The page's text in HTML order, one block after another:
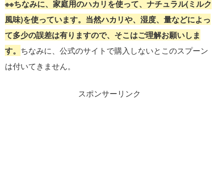
※※ちなみに、家庭用のハカリを使って、ナチュラル(ミルク
風味)を使っています。 当然ハカリや、湿度、量などによっ
て多少の誤差は有りますので、そこはご理解お願いしま
す。 ちなみに、公式のサイトで購入しないとこのスプーン
は付いてきません。
スポンサーリンク